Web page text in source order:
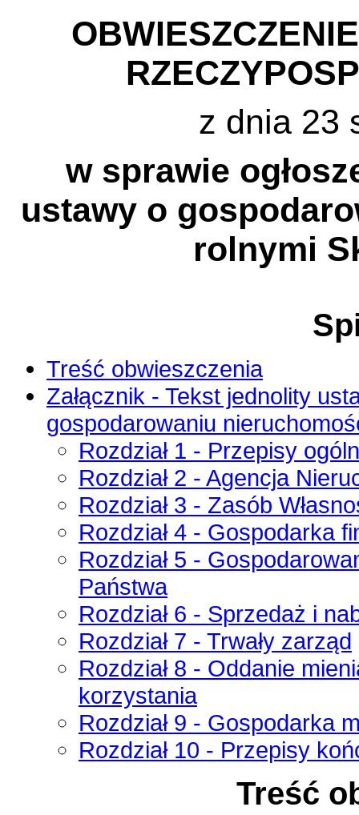
z dnia 23
w sprawie
ustawy o
rolnymi
Treść obwieszczenia
Załącznik - Tekst jednolity
gospodarowaniu
Rozdział 1 - Przepisy
Rozdział 2 - Agencja
Rozdział 3 - Zasób
Rozdział 4 - Gospodarka
Rozdział 5 -
Państwa
Rozdział 6 - Sprzedaż i
Rozdział 7 - Trwały zarząd
Rozdział 8 - Oddanie
korzystania
Rozdział 9 - Gospodarka
Rozdział 10 - Przepisy
Treść